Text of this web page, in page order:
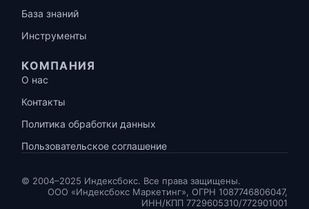
База знаний
Инструменты
КОМПАНИЯ
О нас
Контакты
Политика обработки данных
Пользовательское соглашение
© 2004–2025 Индексбокс. Все права защищены.
ООО «Индексбокс Маркетинг», ОГРН 1087746806047,
ИНН/КПП 7729605310/772901001